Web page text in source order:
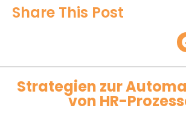
Share This Post
Strategien zur
von HR-